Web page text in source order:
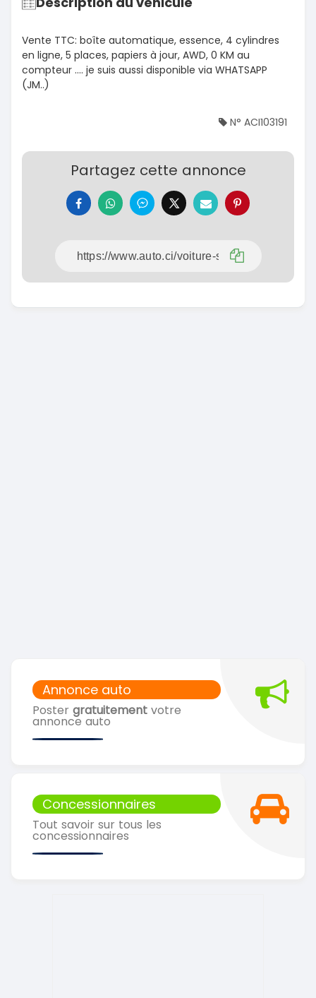
Annonce auto
Poster gratuitement votre
annonce auto
Concessionnaires
Tout savoir sur tous les
concessionnaires
Vente TTC: boîte automatique, essence, 4 cylindres
en ligne, 5 places, papiers à jour, AWD, 0 KM au
compteur .... je suis aussi disponible via WHATSAPP
(JM..)
N° ACI103191
Partagez cette annonce